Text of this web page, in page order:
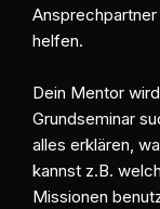
helfen.
Dein Mentor
Grundseminar
alles erklären,
kannst z.B.
Missionen